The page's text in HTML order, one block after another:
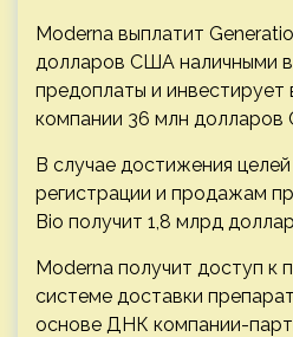
Moderna выплатит
долларов США наличными в
предоплаты и инвестирует
компании 36 млн
В случае достижения
регистрации и продажам
Bio получит 1,8 млрд
Moderna получит доступ к
системе доставки
основе ДНК компании-